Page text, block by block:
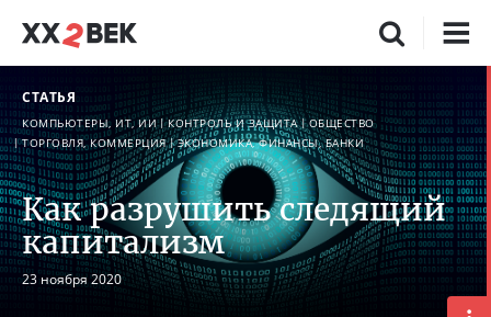
СТАТЬЯ
КОМПЬЮТЕРЫ, ИТ, ИИ КОНТРОЛЬ И ЗАЩИТА
ОБЩЕСТВО
ТОРГОВЛЯ, КОММЕРЦИЯ
ЭКОНОМИКА, ФИНАНСЫ, БАНКИ
Как разрушить следящий
капитализм
23 ноября 2020